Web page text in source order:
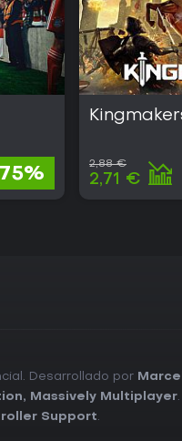
2,88 €
2,71 €
Desarrollado por
, Massively Multiplayer
Support.